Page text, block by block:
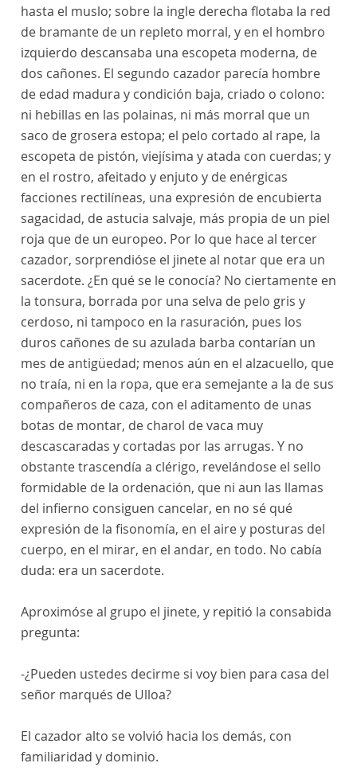
hasta el muslo; sobre la ingle derecha flotaba la red
de bramante de un repleto morral, y en el hombro
izquierdo descansaba una escopeta moderna, de
dos cañones. El segundo cazador parecía hombre
de edad madura y condición baja, criado o colono:
ni hebillas en las polainas, ni más morral que un
saco de grosera estopa; el pelo cortado al rape, la
escopeta de pistón, viejísima y atada con cuerdas; y
en el rostro, afeitado y enjuto y de enérgicas
facciones rectilíneas, una expresión de encubierta
sagacidad, de astucia salvaje, más propia de un piel
roja que de un europeo. Por lo que hace al tercer
cazador, sorprendióse el jinete al notar que era un
sacerdote. ¿En qué se le conocía? No ciertamente en
la tonsura, borrada por una selva de pelo gris y
cerdoso, ni tampoco en la rasuración, pues los
duros cañones de su azulada barba contarían un
mes de antigüedad; menos aún en el alzacuello, que
no traía, ni en la ropa, que era semejante a la de sus
compañeros de caza, con el aditamento de unas
botas de montar, de charol de vaca muy
descascaradas y cortadas por las arrugas. Y no
obstante trascendía a clérigo, revelándose el sello
formidable de la ordenación, que ni aun las llamas
del infierno consiguen cancelar, en no sé qué
expresión de la fisonomía, en el aire y posturas del
cuerpo, en el mirar, en el andar, en todo. No cabía
duda: era un sacerdote.
Aproximóse al grupo el jinete, y repitió la consabida
pregunta:
-¿Pueden ustedes decirme si voy bien para casa del
señor marqués de Ulloa?
El cazador alto se volvió hacia los demás, con
familiaridad y dominio.